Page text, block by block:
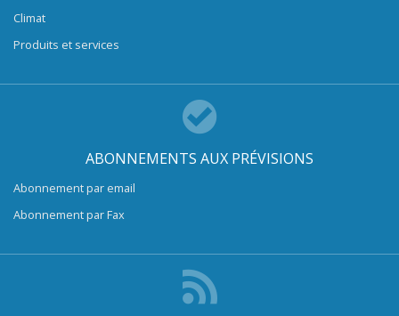
Climat
Produits et services
ABONNEMENTS AUX PRÉVISIONS
Abonnement par email
Abonnement par Fax